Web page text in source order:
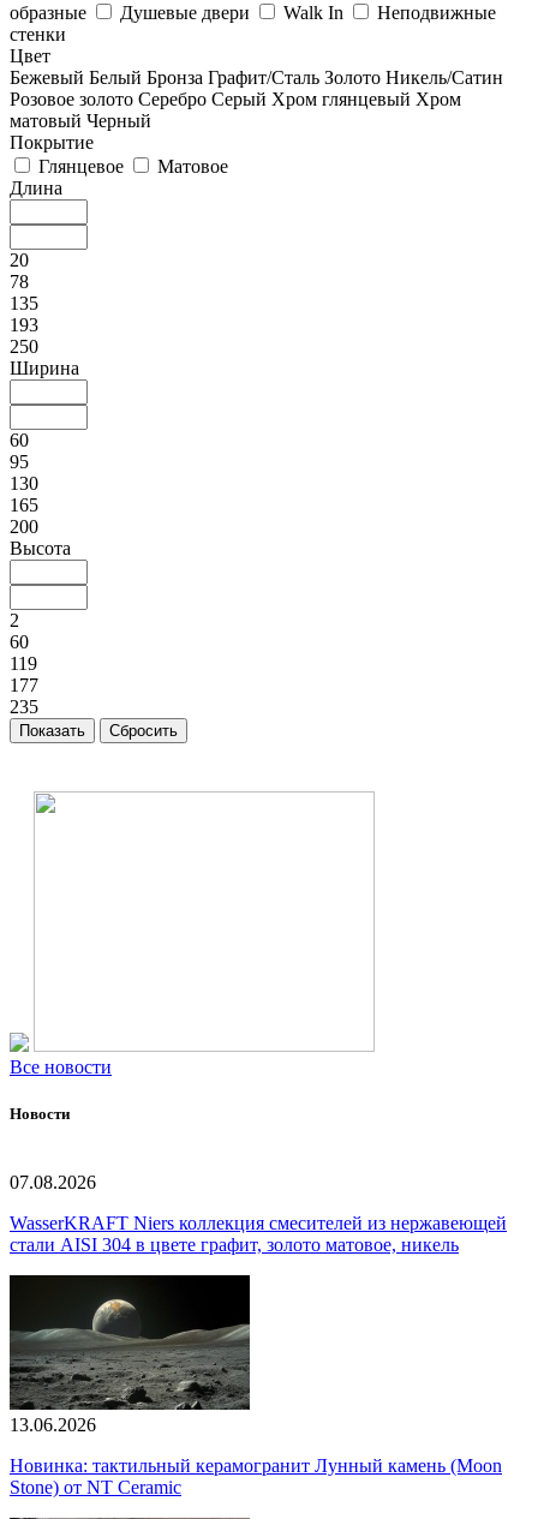
образные
Душевые двери Walk In
Неподвижные
стенки
Цвет
Бежевый Белый Бронза Графит/Сталь Золото Никель/Сатин
Розовое золото Серебро Серый Хром глянцевый Хром
матовый Черный
Покрытие
Глянцевое
Матовое
Длина
20
78
135
193
250
Ширина
60
95
130
165
200
Высота
2
60
119
177
235
Все новости
Новости
07.08.2026
WasserKRAFT Niers коллекция смесителей из нержавеющей
стали AISI 304 в цвете графит, золото матовое, никель
13.06.2026
Новинка: тактильный керамогранит Лунный камень (Moon
Stone) от NT Ceramic